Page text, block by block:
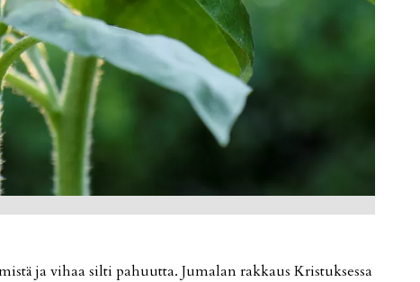
ja vi­haa sil­ti pa­huut­ta. Ju­ma­lan rak­kaus Kris­tuk­ses­sa